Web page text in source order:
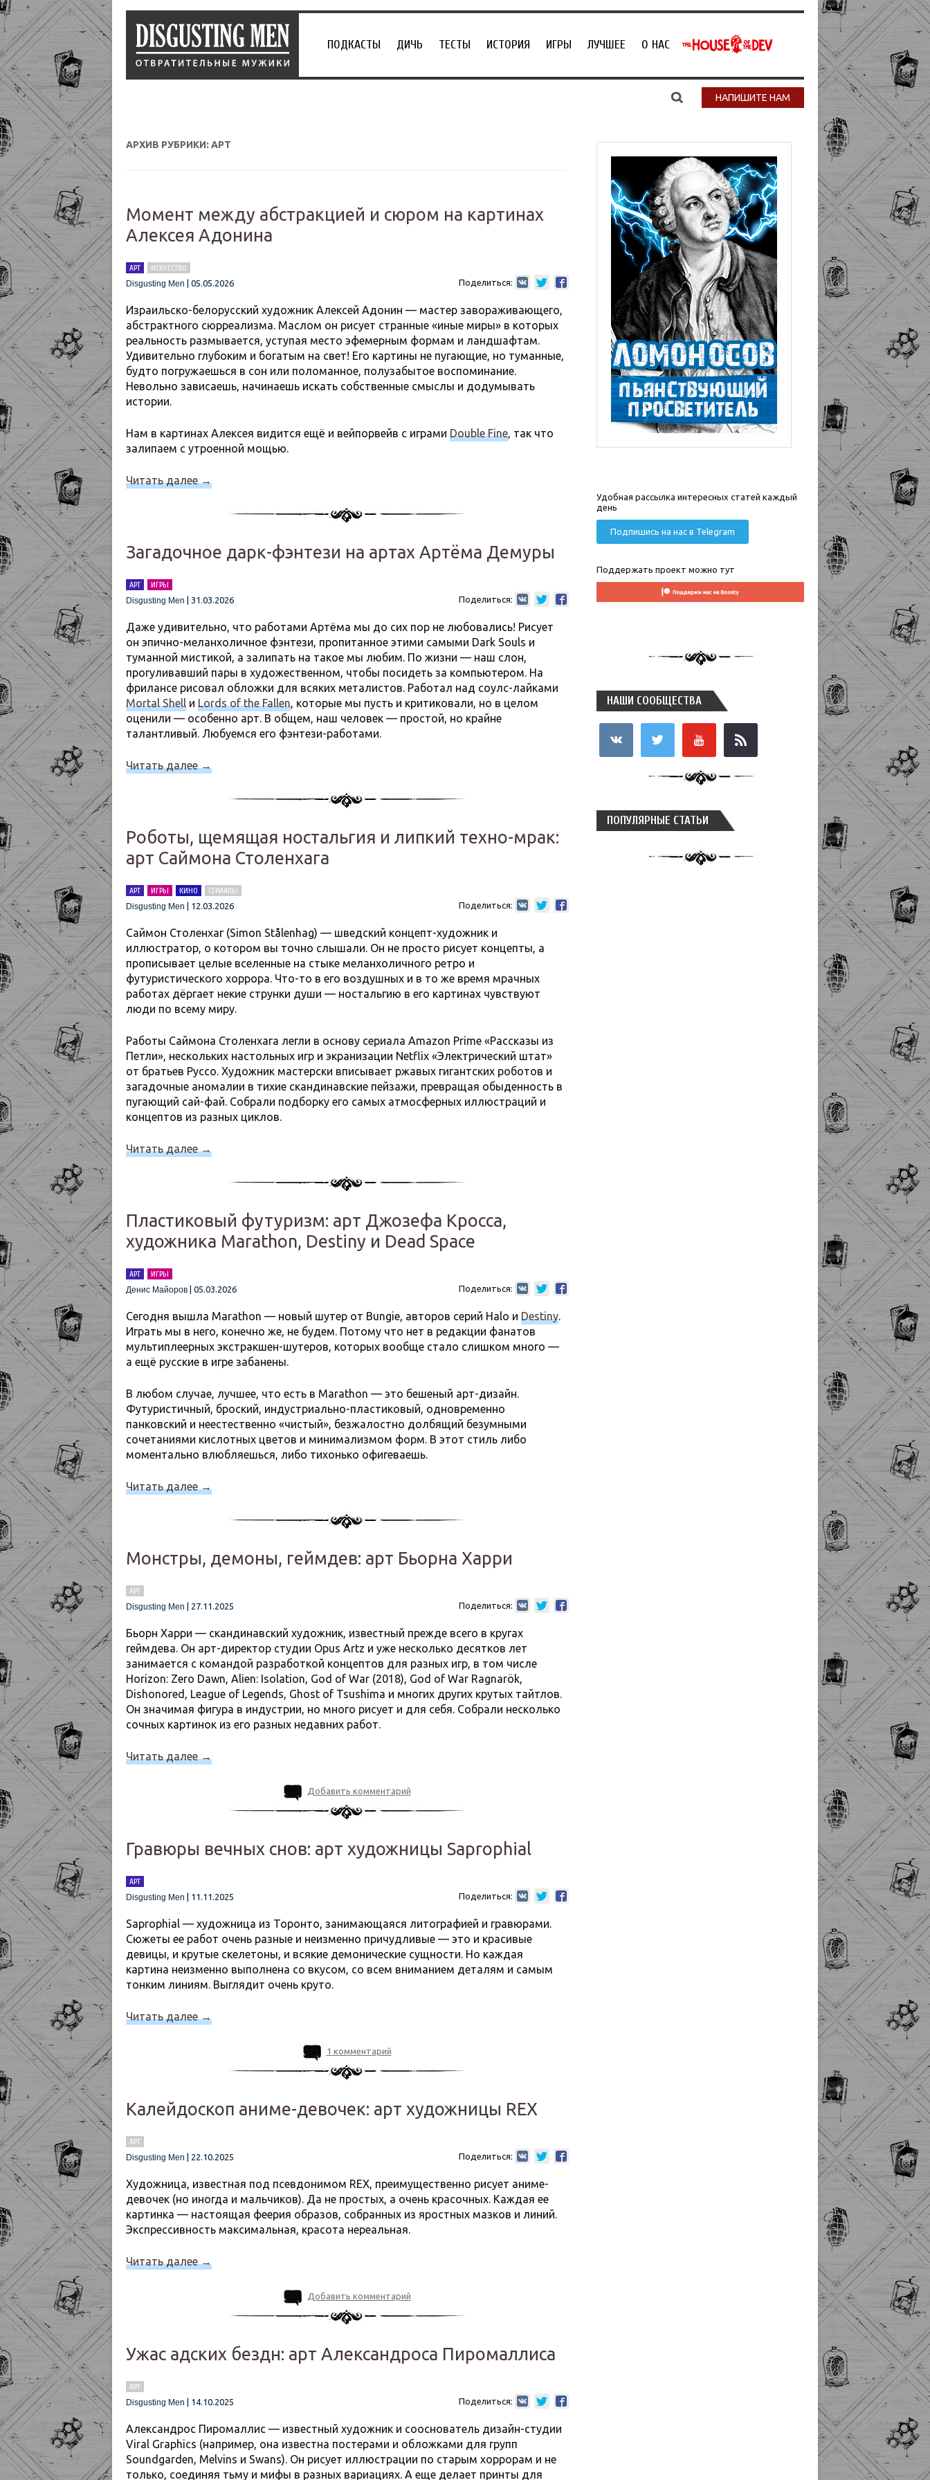
ПОДКАСТЫ ДИЧЬ ТЕСТЫ ИСТОРИЯ ИГРЫ ЛУЧШЕЕ О НАС
НАПИШИТЕ НАМ
АРХИВ РУБРИКИ: АРТ
Момент между абстракцией и сюром на картинах
Алексея Адонина
АРТ
ИСКУССТВО
Disgusting Men
05.05.2026 Поделиться:
Израильско-белорусский художник Алексей Адонин — мастер завораживающего,
абстрактного сюрреализма. Маслом он рисует странные «иные миры» в которых
реальность размывается, уступая место эфемерным формам и ландшафтам.
Удивительно глубоким и богатым на свет! Его картины не пугающие, но туманные,
будто погружаешься в сон или поломанное, полузабытое воспоминание.
Невольно зависаешь, начинаешь искать собственные смыслы и додумывать
истории.
Нам в картинах Алексея видится ещё и вейпорвейв с играми Double Fine, так что
залипаем с утроенной мощью.
Читать далее→
Загадочное дарк-фэнтези на артах Артёма Демуры
АРТ
ИГРЫ
Disgusting Men
31.03.2026 Поделиться:
Даже удивительно, что работами Артёма мы до сих пор не любовались! Рисует
он эпично-меланхоличное фэнтези, пропитанное этими самыми Dark Souls и
туманной мистикой, а залипать на такое мы любим. По жизни — наш слон,
прогуливавший пары в художественном, чтобы посидеть за компьютером. На
фрилансе рисовал обложки для всяких металистов. Работал над соулс-лайками
Mortal Shell и Lords of the Fallen, которые мы пусть и критиковали, но в целом
оценили — особенно арт. В общем, наш человек — простой, но крайне
талантливый. Любуемся его фэнтези-работами.
Читать далее→
Роботы, щемящая ностальгия и липкий техно-мрак:
арт Саймона Столенхага
АРТ ИГРЫ КИНО
СЕРИАЛЫ
Disgusting Men
12.03.2026 Поделиться:
Саймон Столенхаг (Simon Stålenhag) — шведский концепт-художник и
иллюстратор, о котором вы точно слышали. Он не просто рисует концепты, а
прописывает целые вселенные на стыке меланхоличного ретро и
футуристического хоррора. Что-то в его воздушных и в то же время мрачных
работах дёргает некие струнки души — ностальгию в его картинах чувствуют
люди по всему миру.
Работы Саймона Столенхага легли в основу сериала Amazon Prime «Рассказы из
Петли», нескольких настольных игр и экранизации Netflix «Электрический штат»
от братьев Руссо. Художник мастерски вписывает ржавых гигантских роботов и
загадочные аномалии в тихие скандинавские пейзажи, превращая обыденность в
пугающий сай-фай. Собрали подборку его самых атмосферных иллюстраций и
концептов из разных циклов.
Читать далее→
Пластиковый футуризм: арт Джозефа Кросса,
художника Marathon, Destiny и Dead Space
АРТ
ИГРЫ
Денис Майоров
05.03.2026 Поделиться:
Сегодня вышла Marathon — новый шутер от Bungie, авторов серий Halo и Destiny.
Играть мы в него, конечно же, не будем. Потому что нет в редакции фанатов
мультиплеерных экстракшен-шутеров, которых вообще стало слишком много —
а ещё русские в игре забанены.
В любом случае, лучшее, что есть в Marathon — это бешеный арт-дизайн.
Футуристичный, броский, индустриально-пластиковый, одновременно
панковский и неестественно «чистый», безжалостно долбящий безумными
сочетаниями кислотных цветов и минимализмом форм. В этот стиль либо
моментально влюбляешься, либо тихонько офигеваешь.
Читать далее→
Монстры, демоны, геймдев: арт Бьорна Харри
АРТ
Disgusting Men
27.11.2025 Поделиться:
Бьорн Харри — скандинавский художник, известный прежде всего в кругах
геймдева. Он арт-директор студии Opus Artz и уже несколько десятков лет
занимается с командой разработкой концептов для разных игр, в том числе
Horizon: Zero Dawn, Alien: Isolation, God of War (2018), God of War Ragnarök,
Dishonored, League of Legends, Ghost of Tsushima и многих других крутых тайтлов.
Он значимая фигура в индустрии, но много рисует и для себя. Собрали несколько
сочных картинок из его разных недавних работ.
Читать далее→
Добавить комментарий
Гравюры вечных снов: арт художницы Saprophial
АРТ
Disgusting Men
11.11.2025 Поделиться:
Saprophial — художница из Торонто, занимающаяся литографией и гравюрами.
Сюжеты ее работ очень разные и неизменно причудливые — это и красивые
девицы, и крутые скелетоны, и всякие демонические сущности. Но каждая
картина неизменно выполнена со вкусом, со всем вниманием деталям и самым
тонким линиям. Выглядит очень круто.
Читать далее→
1 комментарий
Калейдоскоп аниме-девочек: арт художницы REX
АРТ
Disgusting Men
22.10.2025 Поделиться:
Художница, известная под псевдонимом REX, преимущественно рисует аниме-
девочек (но иногда и мальчиков). Да не простых, а очень красочных. Каждая ее
картинка — настоящая феерия образов, собранных из яростных мазков и линий.
Экспрессивность максимальная, красота нереальная.
Читать далее→
Добавить комментарий
Ужас адских бездн: арт Александроса Пиромаллиса
АРТ
Disgusting Men
14.10.2025 Поделиться:
Александрос Пиромаллис — известный художник и сооснователь дизайн-студии
Viral Graphics (например, она известна постерами и обложками для групп
Soundgarden, Melvins и Swans). Он рисует иллюстрации по старым хоррорам и не
только, соединяя тьму и мифы в разных вариациях. А еще делает принты для
Удобная рассылка интересных статей каждый
день
Подпишись на нас в Telegram
Поддержать проект можно тут
НАШИ СООБЩЕСТВА
ПОПУЛЯРНЫЕ СТАТЬИ